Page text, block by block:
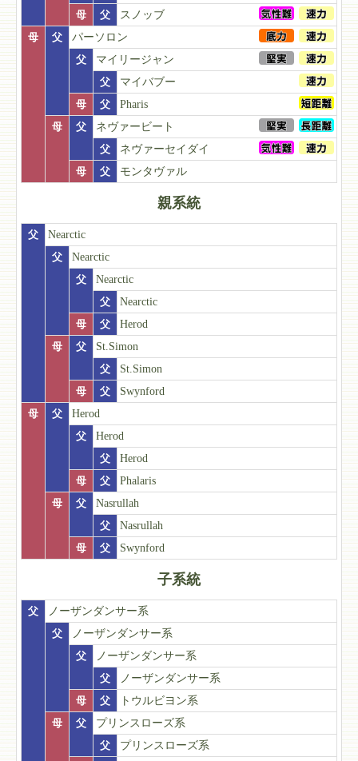
母
父
スノッブ
母
父
パーソロン
父
マイリージャン
父
マイバブー
母
父
Pharis
母
父
ネヴァービート
父
ネヴァーセイダイ
母
父 モンタヴァル
親系統
父
Nearctic
父
Nearctic
父
Nearctic
父
Nearctic
母
父
Herod
母
父
St.Simon
父
St.Simon
母
父
Swynford
母
父
Herod
父
Herod
父
Herod
母
父
Phalaris
母
父
Nasrullah
父
Nasrullah
母
父 Swynford
子系統
父
ノーザンダンサー系
父
ノーザンダンサー系
父
ノーザンダンサー系
父
ノーザンダンサー系
母
父
トウルビヨン系
母
父
プリンスローズ系
父
プリンスローズ系